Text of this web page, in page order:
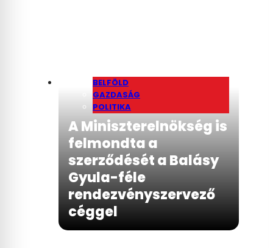
BELFÖLD
GAZDASÁG
POLITIKA
A Miniszterelnökség is
felmondta a
szerződését a Balásy
Gyula-féle
rendezvényszervező
céggel